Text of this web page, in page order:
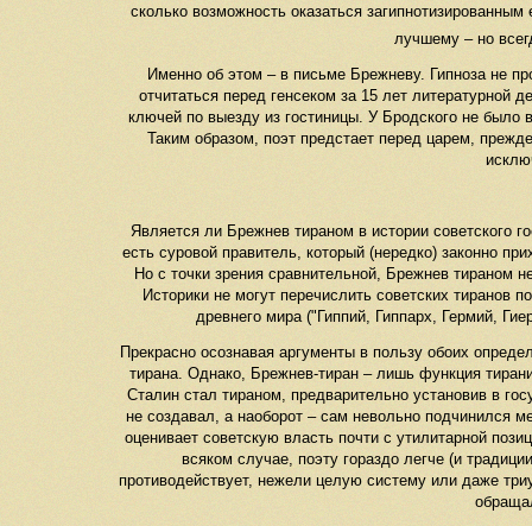
сколько возможность оказаться
лучшему – но
Именно об этом – в письме Брежневу. Гипноза не
отчитаться перед генсеком за 15 лет литературной
ключей по выезду из гостиницы. У Бродского не было
Таким образом, поэт предстает перед царем,
Является ли Брежнев тираном в истории советского
есть суровой правитель, который (нередко) законно
Но с точки зрения сравнительной, Брежнев тираном
Историки не могут перечислить советских
древнего мира ("Гиппий, Гиппарх, Гермий,
Прекрасно осознавая аргументы в пользу обоих
тирана. Однако, Брежнев-тиран – лишь функция
Сталин стал тираном, предварительно установив в
не создавал, а наоборот – сам невольно подчинился
оценивает советскую власть почти с утилитарной
всяком случае, поэту гораздо легче (и
противодействует, нежели целую систему или даже